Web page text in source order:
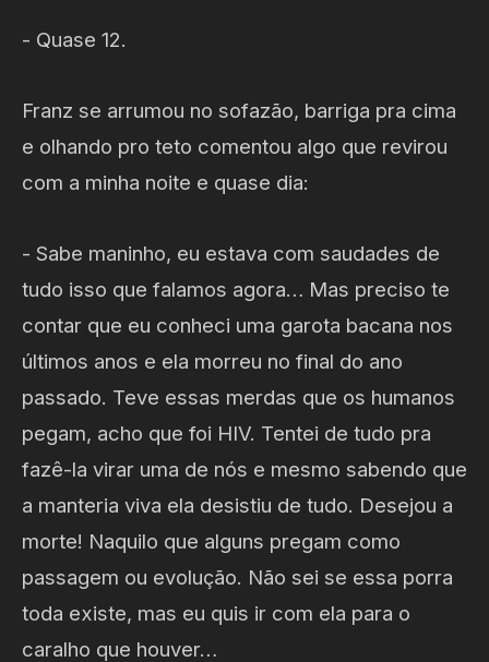
- Quase 12.
Franz se arrumou no sofazão, barriga pra cima
e olhando pro teto comentou algo que revirou
com a minha noite e quase dia:
- Sabe maninho, eu estava com saudades de
tudo isso que falamos agora… Mas preciso te
contar que eu conheci uma garota bacana nos
últimos anos e ela morreu no final do ano
passado. Teve essas merdas que os humanos
pegam, acho que foi HIV. Tentei de tudo pra
fazê-la virar uma de nós e mesmo sabendo que
a manteria viva ela desistiu de tudo. Desejou a
morte! Naquilo que alguns pregam como
passagem ou evolução. Não sei se essa porra
toda existe, mas eu quis ir com ela para o
caralho que houver…